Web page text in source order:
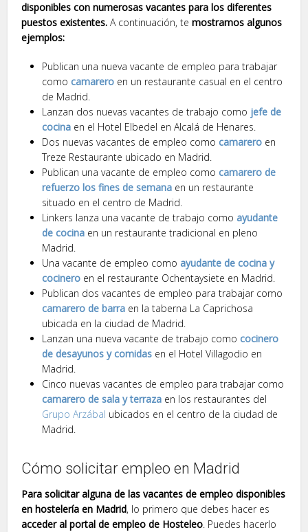
disponibles con numerosas vacantes para los diferentes
puestos existentes. A continuación, temostramos algunos
ejemplos:
Publican una nueva vacante de empleo para trabajar
comocamarero en un restaurante casual en el centro
de Madrid.
Lanzan dos nuevas vacantes de trabajo como jefe de
cocina en el Hotel Elbedel en Alcalá de Henares.
Dos nuevas vacantes de empleo comocamarero en
Treze Restaurante ubicado en Madrid.
Publican una vacante de empleo comocamarero de
refuerzo los fines de semana en un restaurante
situado en el centro de Madrid.
Linkers lanza una vacante de trabajo como ayudante
de cocina en un restaurante tradicional en pleno
Madrid.
Una vacante de empleo como ayudante de cocina y
cocinero en el restaurante Ochentaysiete en Madrid.
Publican dos vacantes de empleo para trabajar como
camarero de barra en la taberna La Caprichosa
ubicada en la ciudad de Madrid.
Lanzan una nueva vacante de trabajo comococinero
de desayunos y comidas en el Hotel Villagodio en
Madrid.
Cinco nuevas vacantes de empleo para trabajar como
camarero de sala y terraza en los restaurantes del
Grupo Arzábal ubicados en el centro de la ciudad de
Madrid.
Cómo solicitar empleo en Madrid
Para solicitar alguna de las vacantes de empleo disponibles
en hostelería en Madrid, lo primero que debes hacer es
acceder al portal de empleo de Hosteleo. Puedes hacerlo